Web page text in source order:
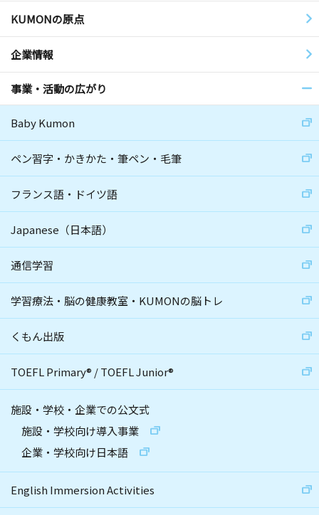
KUMONの原点
企業情報
事業・活動の広がり
Baby Kumon
ペン習字・かきかた・筆ペン・毛筆
フランス語・ドイツ語
Japanese（日本語）
通信学習
学習療法・脳の健康教室・KUMONの脳トレ
くもん出版
TOEFL Primary® /TOEFL Junior®
施設・学校・企業での公文式
施設・学校向け導入事業
企業・学校向け日本語
English Immersion Activities